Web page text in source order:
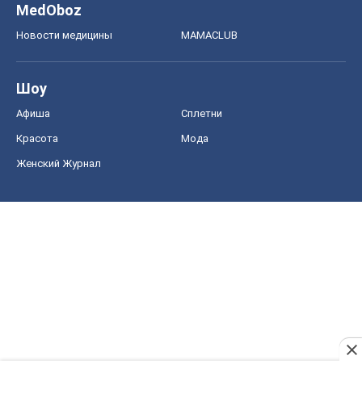
MedOboz
Новости медицины MAMACLUB
Шоу
Афиша Сплетни
Красота Мода
Женский Журнал